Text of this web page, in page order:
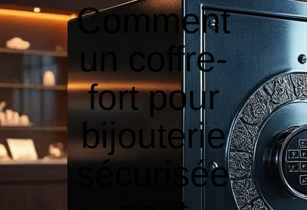
Comment
un coffre-
fort pour
bijouterie
sécurisée